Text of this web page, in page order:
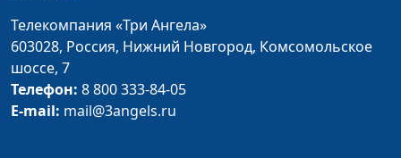
Библейская анатомия.
Голова человека
Юлия Синицына,
Телекомпания «Три Ангела»
603028, Россия, Нижний Новгород, Комсомольское
шоссе, 7
Телефон: 8 800 333-84-05
E-mail: mail@3angels.ru